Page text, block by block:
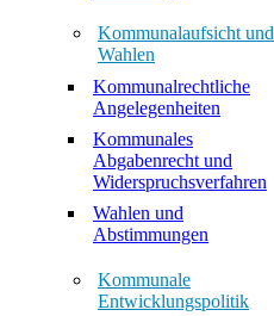
Kommunalaufsicht und
Wahlen
Kommunalrechtliche
Angelegenheiten
Kommunales
Abgabenrecht und
Widerspruchsverfahren
Wahlen und
Abstimmungen
Kommunale
Entwicklungspolitik